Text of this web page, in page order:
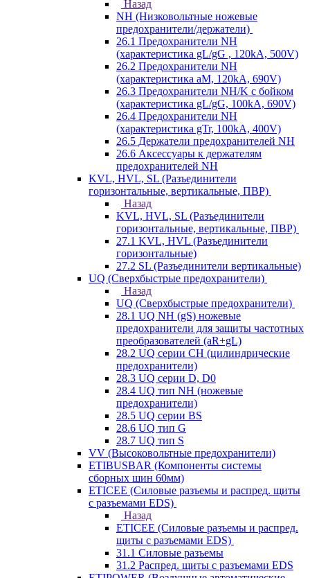
Назад
NH (Низковольтные ножевые
предохранители/держатели)
26.1 Предохранители NH
(характеристика gL/gG , 120kA, 500V)
26.2 Предохранители NH
(характеристика aM, 120kA, 690V)
26.3 Предохранители NH/K с бойком
(характеристика gL/gG, 100kA, 690V)
26.4 Предохранители NH
(характеристика gTr, 100kA, 400V)
26.5 Держатели предохранителей NH
26.6 Аксессуары к держателям
предохранителей NH
KVL, HVL, SL (Разъединители
горизонтальные, вертикальные, ПВР)
Назад
KVL, HVL, SL (Разъединители
горизонтальные, вертикальные, ПВР)
27.1 KVL, HVL (Разъединители
горизонтальные)
27.2 SL (Разъединители вертикальные)
UQ (Сверхбыстрые предохранители)
Назад
UQ (Сверхбыстрые предохранители)
28.1 UQ NH (gS) ножевые
предохранители для защиты частотных
преобразователей (aR+gL)
28.2 UQ серии CH (цилиндрические
предохранители)
28.3 UQ серии D, D0
28.4 UQ тип NH (ножевые
предохранители)
28.5 UQ серии BS
28.6 UQ тип G
28.7 UQ тип S
VV (Высоковольтные предохранители)
ETIBUSBAR (Компоненты системы
сборных шин 60мм)
ETICEE (Силовые разъемы и распред. щиты
с разъемами EDS)
Назад
ETICEE (Силовые разъемы и распред.
щиты с разъемами EDS)
31.1 Силовые разъемы
31.2 Распред. щиты с разъемами EDS